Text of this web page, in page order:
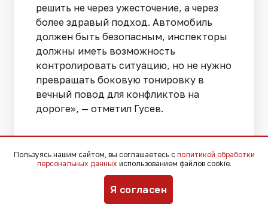
решить не через ужесточение, а через
более здравый подход. Автомобиль
должен быть безопасным, инспекторы
должны иметь возможность
контролировать ситуацию, но не нужно
превращать боковую тонировку в
вечный повод для конфликтов на
дороге», — отметил Гусев.
Депутат подчеркнул, что инициатива не
отменяет требований безопасности.
Автомобиль остаётся источником
контроль со стороны уполномоченных
Пользуясь нашим сайтом, вы соглашаетесь с политикой обработки
персональных данных использованием файлов cookie.
Я согласен